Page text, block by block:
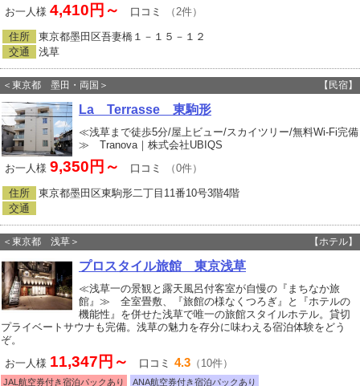
お一人様 4,410円～ 口コミ （2件）
住所
東京都墨田区吾妻橋１－１５－１２
交通
浅草
＜東京都 墨田・両国＞ 【民宿】
La Terrasse 東駒形
≪浅草まで徒歩5分/屋上ビュー/スカイツリー/無料Wi-Fi完備
≫ Tranova｜株式会社UBIQS
お一人様 9,350円～ 口コミ （0件）
住所
東京都墨田区東駒形二丁目11番10号3階4階
交通
＜東京都 浅草＞ 【ホテル】
プロスタイル旅館 東京浅草
≪浅草一の景観と露天風呂付客室が自慢の『まちなか旅
館』≫ 全室畳敷、『旅館の様なくつろぎ』と『ホテルの
機能性』を併せた浅草で唯一の旅館スタイルホテル。貸切
プライベートサウナも完備。浅草の魅力を存分に味わえる宿泊体験をどう
ぞ。
お一人様 11,347円～ 口コミ 4.3 （10件）
JAL航空券付き宿泊パックあり ANA航空券付き宿泊パックあり